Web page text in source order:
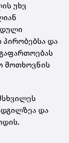
უხვ
და
მოთხოვნის
და